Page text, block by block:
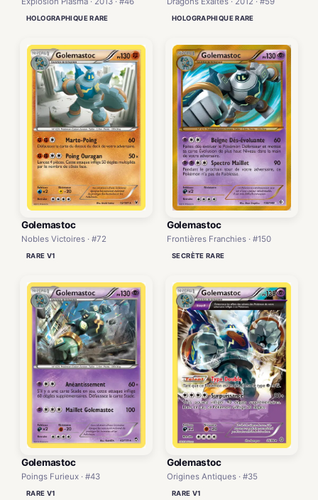
HOLOGRAPHIQUE RARE HOLOGRAPHIQUE RARE
Golemastoc
Nobles Victoires · #72
RARE V1
Golemastoc
Frontières Franchies · #150
SECRÈTE RARE
Golemastoc
Poings Furieux · #43
RARE V1
Golemastoc
Origines Antiques · #35
RARE V1